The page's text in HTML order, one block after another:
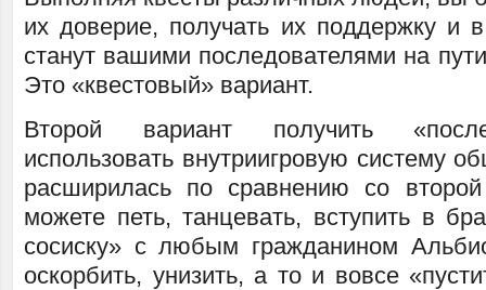
их доверие, получать их поддержку и
станут вашими последователями на
Это «квестовый» вариант.
Второй вариант получить
использовать внутриигровую систему
расширилась по сравнению со
можете петь, танцевать, вступить в
сосиску» с любым гражданином
оскорбить, унизить, а то и вовсе